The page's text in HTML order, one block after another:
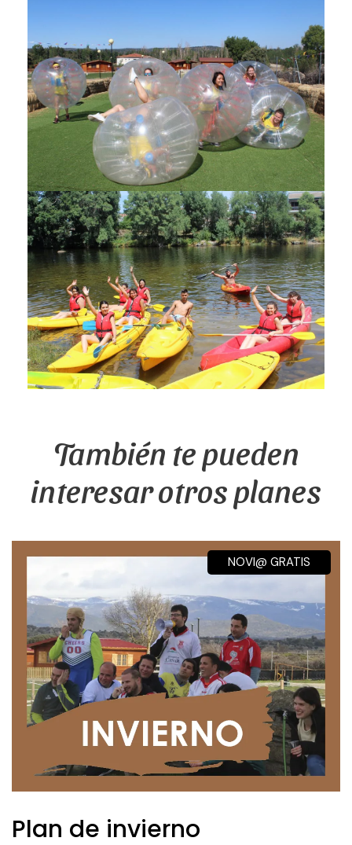
También te pueden
interesar otros planes
NOVI@ GRATIS
Plan de invierno